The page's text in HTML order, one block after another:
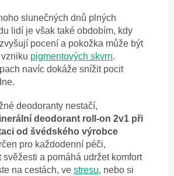
slunečných dnů plných
lidí je však také obdobím, kdy
pocení a pokožka může být
pigmentových skvrn.
navíc dokáže snížit pocit
deodoranty nestačí,
deodorant roll-on 2v1 při
od švédského výrobce
pro každodenní péči,
svěžesti a pomáhá udržet komfort
na cestách, ve stresu, nebo si